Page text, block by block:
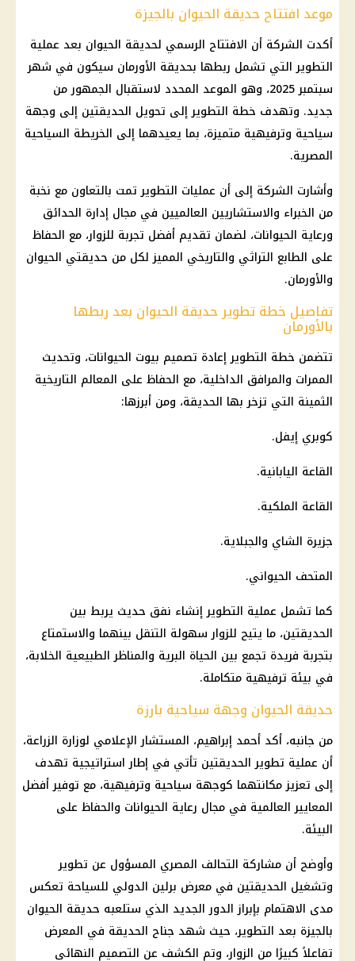
موعد افتتاح حديقة الحيوان بالجيزة
أكدت الشركة أن الافتتاح الرسمي لحديقة الحيوان بعد عملية
التطوير التي تشمل ربطها بحديقة الأورمان سيكون في شهر
سبتمبر 2025، وهو الموعد المحدد لاستقبال الجمهور من
جديد. وتهدف خطة التطوير إلى تحويل الحديقتين إلى وجهة
سياحية وترفيهية متميزة، بما يعيدهما إلى الخريطة السياحية
المصرية.
وأشارت الشركة إلى أن عمليات التطوير تمت بالتعاون مع نخبة
من الخبراء والاستشاريين العالميين في مجال إدارة الحدائق
ورعاية الحيوانات، لضمان تقديم أفضل تجربة للزوار، مع الحفاظ
على الطابع التراثي والتاريخي المميز لكل من حديقتي الحيوان
والأورمان.
تفاصيل خطة تطوير حديقة الحيوان بعد ربطها
بالأورمان
تتضمن خطة التطوير إعادة تصميم بيوت الحيوانات، وتحديث
الممرات والمرافق الداخلية، مع الحفاظ على المعالم التاريخية
الثمينة التي تزخر بها الحديقة، ومن أبرزها:
كوبري إيفل.
القاعة اليابانية.
القاعة الملكية.
جزيرة الشاي والجبلاية.
المتحف الحيواني.
كما تشمل عملية التطوير إنشاء نفق حديث يربط بين
الحديقتين، ما يتيح للزوار سهولة التنقل بينهما والاستمتاع
بتجربة فريدة تجمع بين الحياة البرية والمناظر الطبيعية الخلابة،
في بيئة ترفيهية متكاملة.
حديقة الحيوان وجهة سياحية بارزة
من جانبه، أكد أحمد إبراهيم، المستشار الإعلامي لوزارة الزراعة،
أن عملية تطوير الحديقتين تأتي في إطار استراتيجية تهدف
إلى تعزيز مكانتهما كوجهة سياحية وترفيهية، مع توفير أفضل
المعايير العالمية في مجال رعاية الحيوانات والحفاظ على
البيئة.
وأوضح أن مشاركة التحالف المصري المسؤول عن تطوير
وتشغيل الحديقتين في معرض برلين الدولي للسياحة تعكس
مدى الاهتمام بإبراز الدور الجديد الذي ستلعبه حديقة الحيوان
بالجيزة بعد التطوير، حيث شهد جناح الحديقة في المعرض
تفاعلاً كبيرًا من الزوار، وتم الكشف عن التصميم النهائي